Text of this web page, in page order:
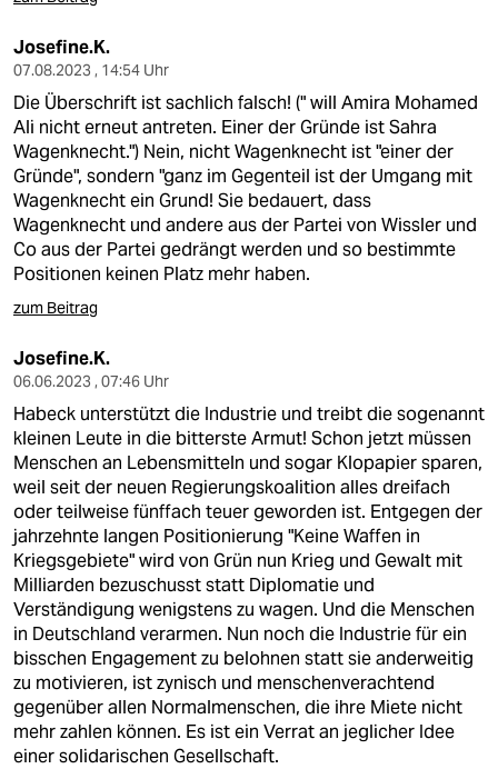
Josefine.K.
07.08.2023 , 14:54 Uhr
Die Überschrift ist sachlich falsch! (" will Amira Mohamed
Ali nicht erneut antreten. Einer der Gründe ist Sahra
Wagenknecht.") Nein, nicht Wagenknecht ist "einer der
Gründe", sondern "ganz im Gegenteil ist der Umgang mit
Wagenknecht ein Grund! Sie bedauert, dass
Wagenknecht und andere aus der Partei von Wissler und
Co aus der Partei gedrängt werden und so bestimmte
Positionen keinen Platz mehr haben.
zum Beitrag
Josefine.K.
06.06.2023 , 07:46 Uhr
Habeck unterstützt die Industrie und treibt die sogenannt
kleinen Leute in die bitterste Armut! Schon jetzt müssen
Menschen an Lebensmitteln und sogar Klopapier sparen,
weil seit der neuen Regierungskoalition alles dreifach
oder teilweise fünffach teuer geworden ist. Entgegen der
jahrzehnte langen Positionierung "Keine Waffen in
Kriegsgebiete" wird von Grün nun Krieg und Gewalt mit
Milliarden bezuschusst statt Diplomatie und
Verständigung wenigstens zu wagen. Und die Menschen
in Deutschland verarmen. Nun noch die Industrie für ein
bisschen Engagement zu belohnen statt sie anderweitig
zu motivieren, ist zynisch und menschenverachtend
gegenüber allen Normalmenschen, die ihre Miete nicht
mehr zahlen können. Es ist ein Verrat an jeglicher Idee
einer solidarischen Gesellschaft.